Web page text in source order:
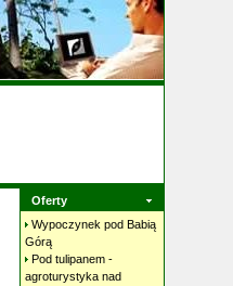
Oferty
Wypoczynek pod Babią
Górą
Pod tulipanem -
agroturystyka nad